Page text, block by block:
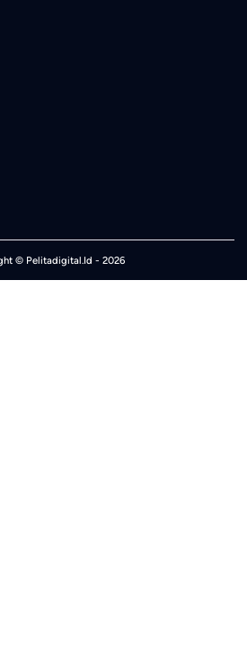
© Pelitadigital.Id - 2026